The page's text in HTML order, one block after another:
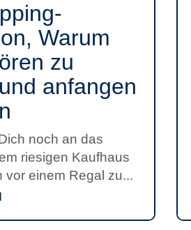
Warum
zu
anfangen
noch an das
riesigen Kaufhaus
vor einem Regal zu...